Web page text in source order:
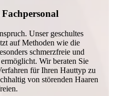
Fachpersonal
Unser geschultes
auf Methoden wie die
schmerzfreie und
Wir beraten Sie
für Ihren Hauttyp zu
von störenden Haaren